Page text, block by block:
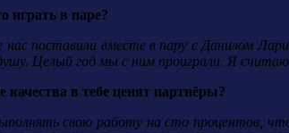
играть в паре?
нас поставили вместе в пару с Данилом
Целый год мы с ним проиграли. Я
в тебе ценят партнёры?
свою работу на сто процентов,